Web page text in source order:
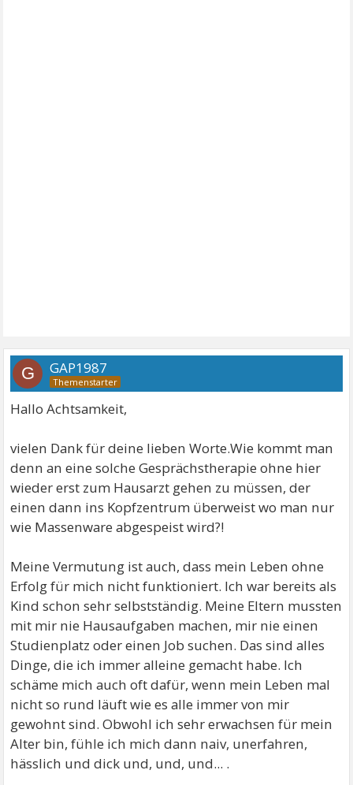
G GAP1987
Hallo Achtsamkeit,
vielen Dank für deine lieben Worte.Wie kommt man
denn an eine solche Gesprächstherapie ohne hier
wieder erst zum Hausarzt gehen zu müssen, der
einen dann ins Kopfzentrum überweist wo man nur
wie Massenware abgespeist wird?!
Meine Vermutung ist auch, dass mein Leben ohne
Erfolg für mich nicht funktioniert. Ich war bereits als
Kind schon sehr selbstständig. Meine Eltern mussten
mit mir nie Hausaufgaben machen, mir nie einen
Studienplatz oder einen Job suchen. Das sind alles
Dinge, die ich immer alleine gemacht habe. Ich
schäme mich auch oft dafür, wenn mein Leben mal
nicht so rund läuft wie es alle immer von mir
gewohnt sind. Obwohl ich sehr erwachsen für mein
Alter bin, fühle ich mich dann naiv, unerfahren,
hässlich und dick und, und, und... .